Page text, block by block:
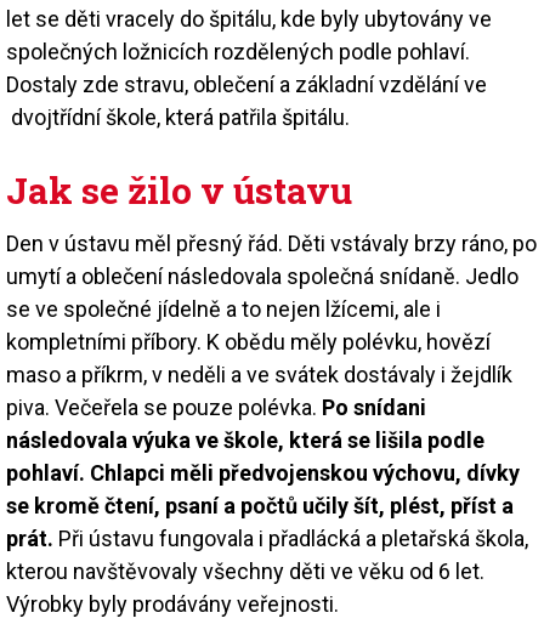
let se děti vracely do špitálu, kde byly ubytovány ve
společných ložnicích rozdělených podle pohlaví.
Dostaly zde stravu, oblečení a základní vzdělání ve
dvojtřídní škole, která patřila špitálu.
Jak se žilo v ústavu
Den v ústavu měl přesný řád. Děti vstávaly brzy ráno, po
umytí a oblečení následovala společná snídaně. Jedlo
se ve společné jídelně a to nejen lžícemi, ale i
kompletními příbory. K obědu měly polévku, hovězí
maso a příkrm, v neděli a ve svátek dostávaly i žejdlík
piva. Večeřela se pouze polévka. Po snídani
následovala výuka ve škole, která se lišila podle
pohlaví. Chlapci měli předvojenskou výchovu, dívky
se kromě čtení, psaní a počtů učily šít, plést, příst a
prát. Při ústavu fungovala i přadlácká a pletařská škola,
kterou navštěvovaly všechny děti ve věku od 6 let.
Výrobky byly prodávány veřejnosti.